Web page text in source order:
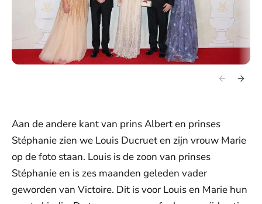
Aan de andere kant van prins Albert en prinses
Stéphanie zien we Louis Ducruet en zijn vrouw Marie
op de foto staan. Louis is de zoon van prinses
Stéphanie en is zes maanden geleden vader
geworden van Victoire. Dit is voor Louis en Marie hun